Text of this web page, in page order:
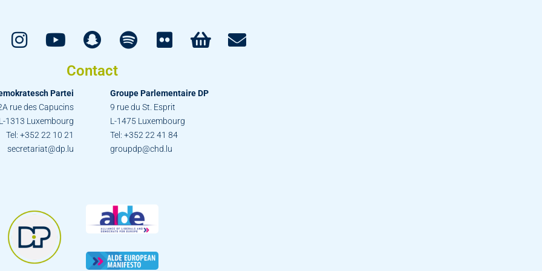
Contact
Partei
rue des Capucins
1313 Luxembourg
Tel: +352 22 10 21
secretariat@dp.lu
Groupe Parlementaire DP
9 rue du St. Esprit
L-1475 Luxembourg
Tel: +352 22 41 84
groupdp@chd.lu